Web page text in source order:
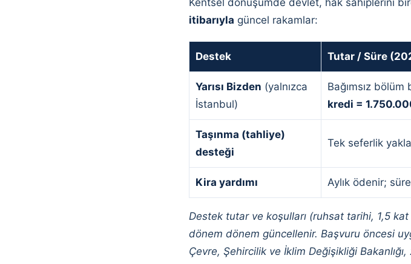
Kentsel dönüşümde devlet, hak sahiplerini
itibarıyla güncel rakamlar:
Destek Tutar / Süre
Yarısı Bizden (yalnızca
İstanbul)
Bağımsız bölüm
kredi =
Taşınma (tahliye)
desteği
Tek seferlik
Kira yardımı Aylık ödenir;
Destek tutar ve koşulları (ruhsat tarihi, 1,5 kat
dönem dönem güncellenir. Başvuru öncesi
Çevre, Şehircilik ve İklim Değişikliği Bakanlığı,